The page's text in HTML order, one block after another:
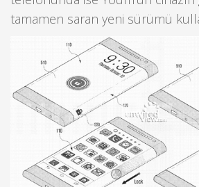
tamamen saran yeni sürümü